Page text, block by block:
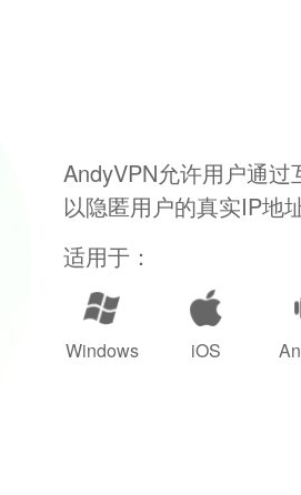
AndyVPN允许用户通
以隐匿用户的真实IP地
适用于：
Windows iOS